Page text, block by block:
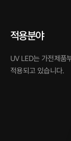
적용분야
UV LED는 가전제품
적용되고 있습니다.